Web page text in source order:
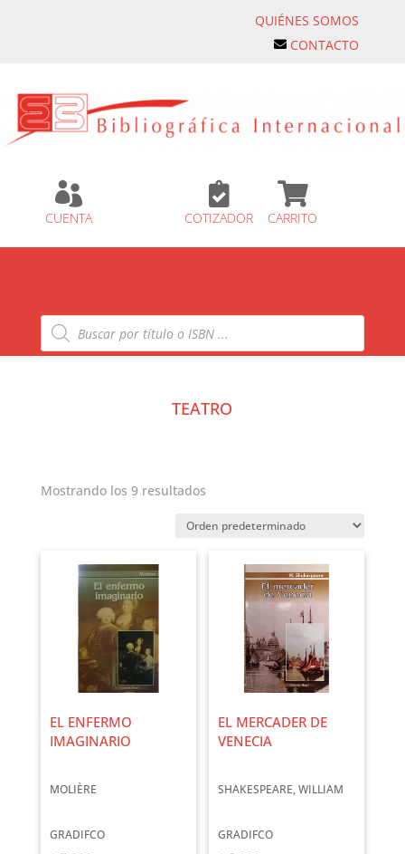
QUIÉNES SOMOS
CONTACTO

CUENTA

COTIZADOR

CARRITO
Búsqueda
de
productos
TEATRO
Mostrando los 9 resultados
EL ENFERMO
IMAGINARIO
MOLIÈRE
GRADIFCO
EL MERCADER DE
VENECIA
SHAKESPEARE, WILLIAM
GRADIFCO